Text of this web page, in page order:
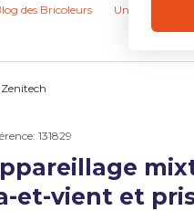
des Bricoleurs Univers
la vue de galerie
131829
et-vient et